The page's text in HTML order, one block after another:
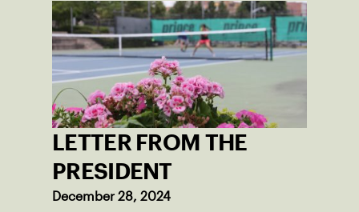
LETTER FROM THE
PRESIDENT
December 28, 2024